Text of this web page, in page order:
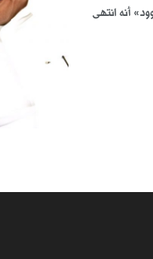
أنه انتهى